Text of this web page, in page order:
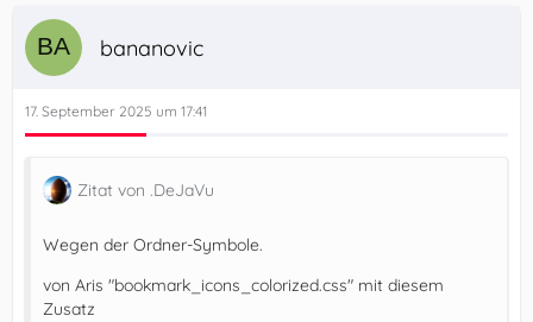
bananovic
17. September 2025 um 17:41
Zitat von .DeJaVu
Wegen der Ordner-Symbole.
von Aris "bookmark_icons_colorized.css" mit diesem
Zusatz